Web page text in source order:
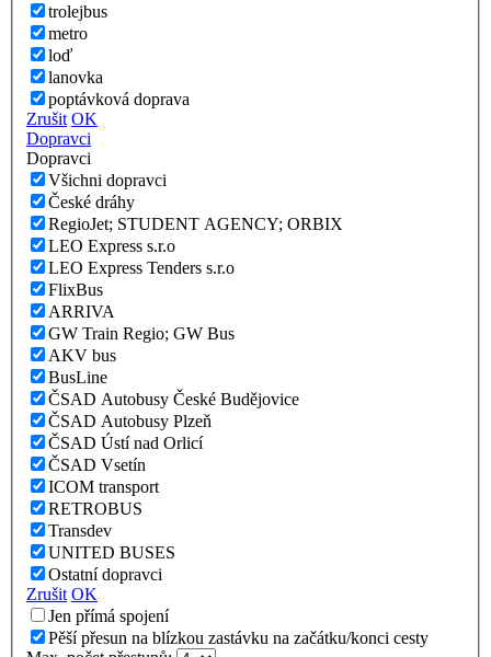
trolejbus
metro
loď
lanovka
poptávková doprava
Zrušit OK
Dopravci
Dopravci
Všichni dopravci
České dráhy
RegioJet; STUDENT AGENCY; ORBIX
LEO Express s.r.o
LEO Express Tenders s.r.o
FlixBus
ARRIVA
GW Train Regio; GW Bus
AKV bus
BusLine
ČSAD Autobusy České Budějovice
ČSAD Autobusy Plzeň
ČSAD Ústí nad Orlicí
ČSAD Vsetín
ICOM transport
RETROBUS
Transdev
UNITED BUSES
Ostatní dopravci
Zrušit OK
Jen přímá spojení
Pěší přesun na blízkou zastávku na začátku/konci cesty